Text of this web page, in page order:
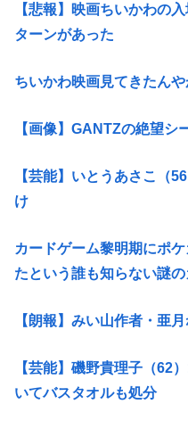
【悲報】映画ちいかわの
ターンがあった
ちいかわ映画見てきたん
【画像】GANTZの絶望シ
【芸能】いとうあさこ（
け
カードゲーム黎明期にポ
たという誰も知らない謎
【朗報】みい山作者・亜
【芸能】磯野貴理子（62
いてバスタオルも処分